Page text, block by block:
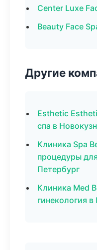
Center Luxe
Beauty Face
Другие
Esthetic
спа в
Клиника Spa
процедуры
Петербург
Клиника Med
гинекология в